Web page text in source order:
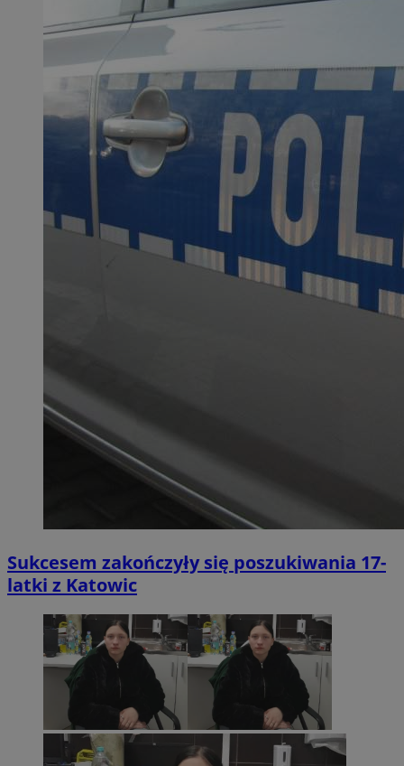
Sukcesem zakończyły się poszukiwania 17-
latki z Katowic